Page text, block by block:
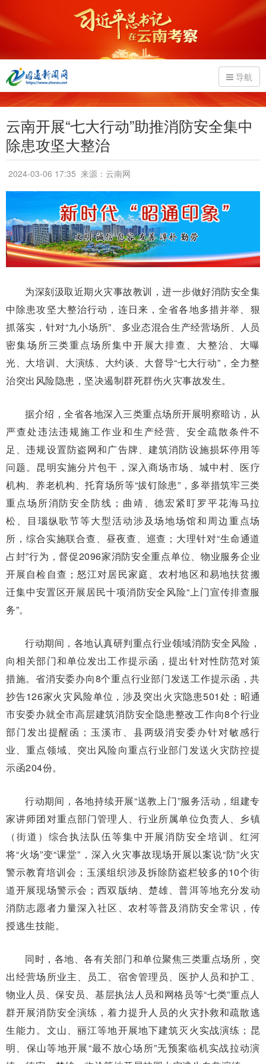
导航
云南开展“七大行动”助推消防安全集中
除患攻坚大整治
2024-03-06 17:35 来源：云南网
为深刻汲取近期火灾事故教训，进一步做好消防安全集
中除患攻坚大整治行动，连日来，全省各地多措并举、狠
抓落实，针对“九小场所”、多业态混合生产经营场所、人员
密集场所三类重点场所集中开展大排查、大整治、大曝
光、大培训、大演练、大约谈、大督导“七大行动”，全力整
治突出风险隐患，坚决遏制群死群伤火灾事故发生。
据介绍，全省各地深入三类重点场所开展明察暗访，从
严查处违法违规施工作业和生产经营、安全疏散条件不
足、违规设置防盗网和广告牌、建筑消防设施损坏停用等
问题。昆明实施分片包干，深入商场市场、城中村、医疗
机构、养老机构、托育场所等“拔钉除患”，多举措筑牢三类
重点场所消防安全防线；曲靖、德宏紧盯罗平花海马拉
松、目瑙纵歌节等大型活动涉及场地场馆和周边重点场
所，综合实施联合查、昼夜查、巡查；大理针对“生命通道
占封”行为，督促2096家消防安全重点单位、物业服务企业
开展自检自查；怒江对居民家庭、农村地区和易地扶贫搬
迁集中安置区开展居民十项消防安全风险“上门宣传排查服
务”。
行动期间，各地认真研判重点行业领域消防安全风险，
向相关部门和单位发出工作提示函，提出针对性防范对策
措施。省消安委办向8个重点行业部门发送工作提示函，共
抄告126家火灾风险单位，涉及突出火灾隐患501处；昭通
市安委办就全市高层建筑消防安全隐患整改工作向8个行业
部门发出提醒函；玉溪市、县两级消安委办针对敏感行
业、重点领域、突出风险向重点行业部门发送火灾防控提
示函204份。
行动期间，各地持续开展“送教上门”服务活动，组建专
家讲师团对重点部门管理人、行业所属单位负责人、乡镇
（街道）综合执法队伍等集中开展消防安全培训。红河
将“火场”变“课堂”，深入火灾事故现场开展以案说“防”火灾
警示教育培训会；玉溪组织涉及拆除防盗栏较多的10个街
道开展现场警示会；西双版纳、楚雄、普洱等地充分发动
消防志愿者力量深入社区、农村等普及消防安全常识，传
授逃生技能。
同时，各地、各有关部门和单位聚焦三类重点场所，突
出经营场所业主、员工、宿舍管理员、医护人员和护工、
物业人员、保安员、基层执法人员和网格员等“七类”重点人
群开展消防安全演练，着力提升人员的火灾扑救和疏散逃
生能力。文山、丽江等地开展地下建筑灭火实战演练；昆
明、保山等地开展“最不放心场所”无预案临机实战拉动演